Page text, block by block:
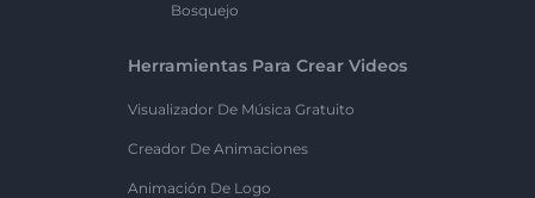
Bosquejo
Herramientas Para Crear Videos
Visualizador De Música Gratuito
Creador De Animaciones
Animación De Logo